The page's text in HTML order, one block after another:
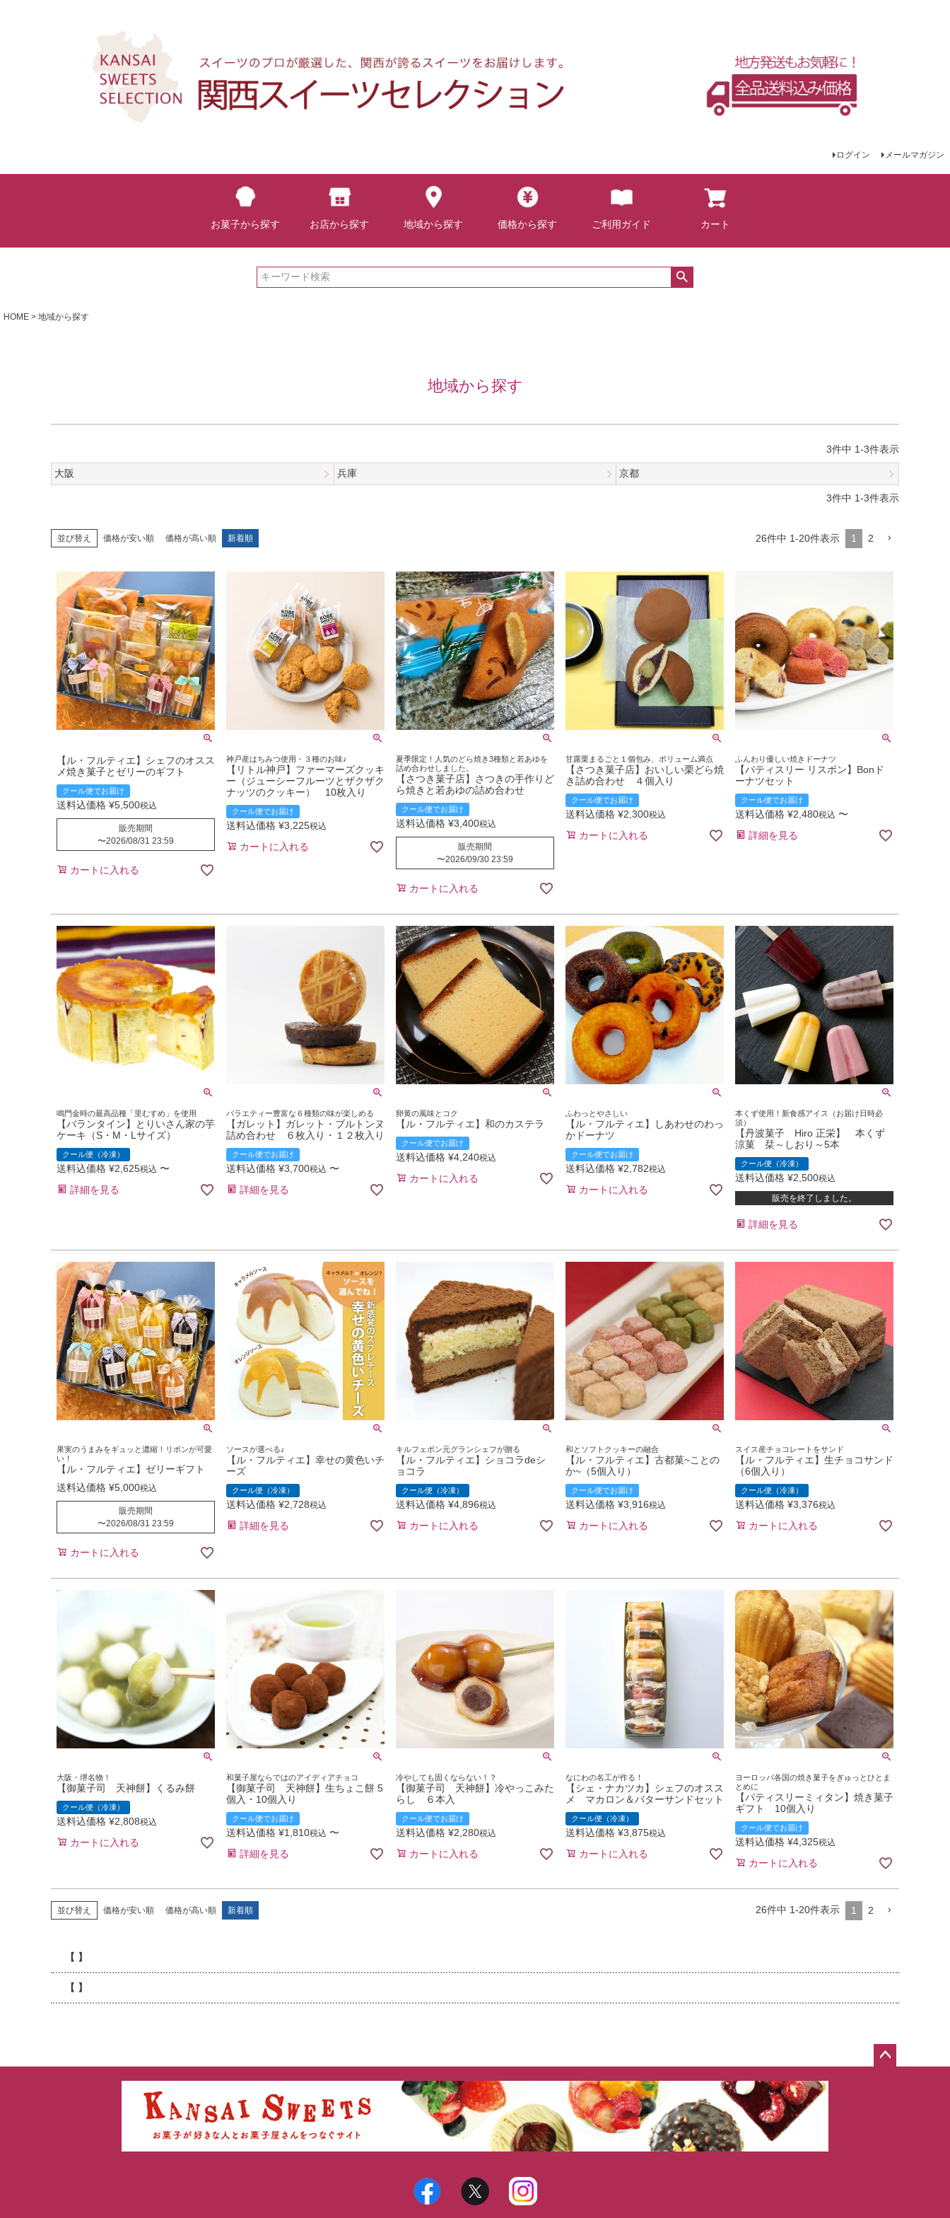
ログイン メールマガジン
お菓子から探す お店から探す 地域から探す 価格から探す ご利用ガイド カート
検索
HOME 地域から探す
地域から探す
3件中 1-3件表示
大阪 兵庫 京都
3件中 1-3件表示
並び替え 価格が安い順 価格が高い順 新着順 26件中 1-20件表示 1 2
【ル・フルティエ】シェフのオスス
メ焼き菓子とゼリーのギフト
クール便でお届け
送料込価格 ¥5,500税込
販売期間
〜2026/08/31 23:59
カートに入れる
神戸産はちみつ使用・３種のお味♪
【リトル神戸】ファーマーズクッキ
ー（ジューシーフルーツとザクザク
ナッツのクッキー） 10枚入り
クール便でお届け
送料込価格 ¥3,225税込
カートに入れる
夏季限定！人気のどら焼き3種類と若あゆを
詰め合わせしました。
【さつき菓子店】さつきの手作りど
ら焼きと若あゆの詰め合わせ
クール便でお届け
送料込価格 ¥3,400税込
販売期間
〜2026/09/30 23:59
カートに入れる
甘露栗まるごと１個包み、ボリューム満点
【さつき菓子店】おいしい栗どら焼
き詰め合わせ ４個入り
クール便でお届け
送料込価格 ¥2,300税込
カートに入れる
ふんわり優しい焼きドーナツ
【パティスリー リスボン】Bonド
ーナツセット
クール便でお届け
送料込価格 ¥2,480税込 〜
詳細を見る
鳴門金時の最高品種「里むすめ」を使用
【バランタイン】とりいさん家の芋
ケーキ（S・M・Lサイズ）
クール便（冷凍）
送料込価格 ¥2,625税込 〜
詳細を見る
バラエティー豊富な６種類の味が楽しめる
【ガレット】ガレット・ブルトンヌ
詰め合わせ ６枚入り・１２枚入り
クール便でお届け
送料込価格 ¥3,700税込 〜
詳細を見る
卵黄の風味とコク
【ル・フルティエ】和のカステラ
クール便でお届け
送料込価格 ¥4,240税込
カートに入れる
ふわっとやさしい
【ル・フルティエ】しあわせのわっ
かドーナツ
クール便でお届け
送料込価格 ¥2,782税込
カートに入れる
本くず使用！新食感アイス（お届け日時必
須）
【丹波菓子 Hiro 正栄】 本くず
涼菓 栞～しおり～5本
クール便（冷凍）
送料込価格 ¥2,500税込
販売を終了しました。
詳細を見る
果実のうまみをギュッと濃縮！リボンが可愛
い！
【ル・フルティエ】ゼリーギフト
送料込価格 ¥5,000税込
販売期間
〜2026/08/31 23:59
カートに入れる
ソースが選べる♪
【ル・フルティエ】幸せの黄色いチ
ーズ
クール便（冷凍）
送料込価格 ¥2,728税込
詳細を見る
キルフェボン元グランシェフが贈る
【ル・フルティエ】ショコラdeシ
ョコラ
クール便（冷凍）
送料込価格 ¥4,896税込
カートに入れる
和とソフトクッキーの融合
【ル・フルティエ】古都菓~ことの
か~（5個入り）
クール便でお届け
送料込価格 ¥3,916税込
カートに入れる
スイス産チョコレートをサンド
【ル・フルティエ】生チョコサンド
（6個入り）
クール便（冷凍）
送料込価格 ¥3,376税込
カートに入れる
大阪・堺名物！
【御菓子司 天神餅】くるみ餅
クール便（冷凍）
送料込価格 ¥2,808税込
カートに入れる
和菓子屋ならではのアイディアチョコ
【御菓子司 天神餅】生ちょこ餅 5
個入・10個入り
クール便でお届け
送料込価格 ¥1,810税込 〜
詳細を見る
冷やしても固くならない！？
【御菓子司 天神餅】冷やっこみた
らし ６本入
クール便でお届け
送料込価格 ¥2,280税込
カートに入れる
なにわの名工が作る！
【シェ・ナカツカ】シェフのオスス
メ マカロン＆バターサンドセット
クール便（冷凍）
送料込価格 ¥3,875税込
カートに入れる
ヨーロッパ各国の焼き菓子をぎゅっとひとま
とめに
【パティスリーミィタン】焼き菓子
ギフト 10個入り
クール便でお届け
送料込価格 ¥4,325税込
カートに入れる
並び替え 価格が安い順 価格が高い順 新着順 26件中 1-20件表示 1 2
【 】
【 】